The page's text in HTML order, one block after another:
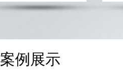
案例展示